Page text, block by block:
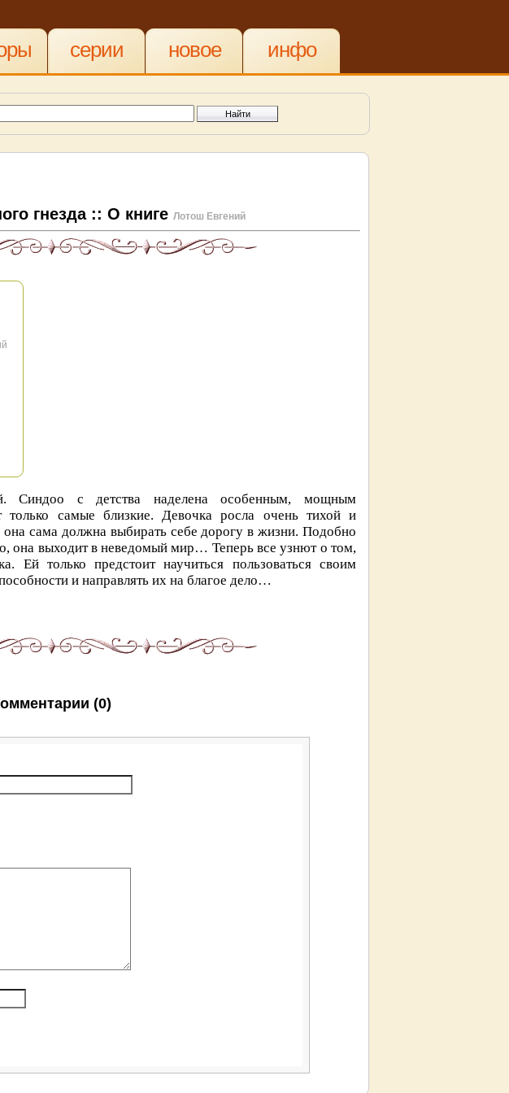
серии новое инфо
гнезда :: О книге Лотош Евгений
Синдоо с детства наделена особенным, мощным
самые близкие. Девочка росла очень тихой и
она сама должна выбирать себе дорогу в жизни. Подобно
она выходит в неведомый мир… Теперь все узнют о том,
Ей только предстоит научиться пользоваться своим
и направлять их на благое дело…
(0)